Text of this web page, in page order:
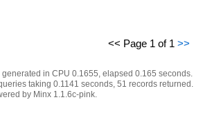
<< Page 1 of 1 >>
generated in CPU 0.1655, elapsed 0.165 seconds.
taking 0.1141 seconds, 51 records returned.
by Minx 1.1.6c-pink.